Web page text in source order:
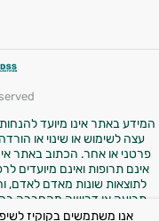
המידע באתר אינו מיועד
עצה לשימוש או שינוי או
פרטני או אחר. הכתוב באתר
אינם תרופות ואינם מיועדים
לתוצאות שונות מאדם
תביעה או דרישה מהחברה
תרופות מרשם – יש להיוועץ
אנו משתמשים בקוקיז